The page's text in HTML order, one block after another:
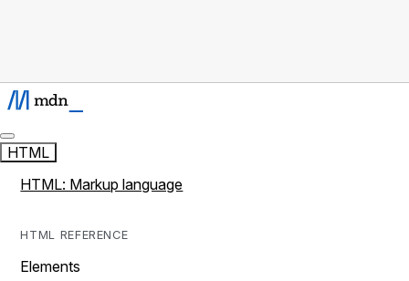
HTML
HTML: Markup language
HTML REFERENCE
Elements